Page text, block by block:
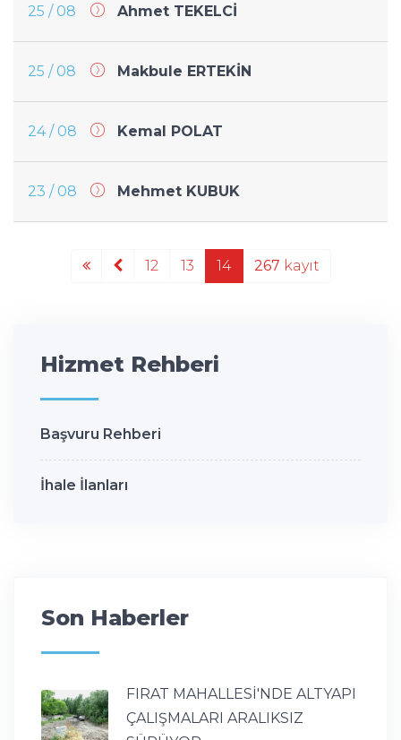
25 / 08 Ahmet TEKELCİ
25 / 08 Makbule ERTEKİN
24 / 08 Kemal POLAT
23 / 08 Mehmet KUBUK
12 13 14 267 kayıt
Hizmet Rehberi
Başvuru Rehberi
İhale İlanları
Son Haberler
FIRAT MAHALLESİ'NDE ALTYAPI
ÇALIŞMALARI ARALIKSIZ